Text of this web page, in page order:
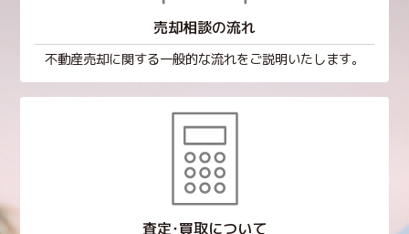
売却相談の流れ
不動産売却に関する一般的な流れをご説明いたします。
査定･買取について